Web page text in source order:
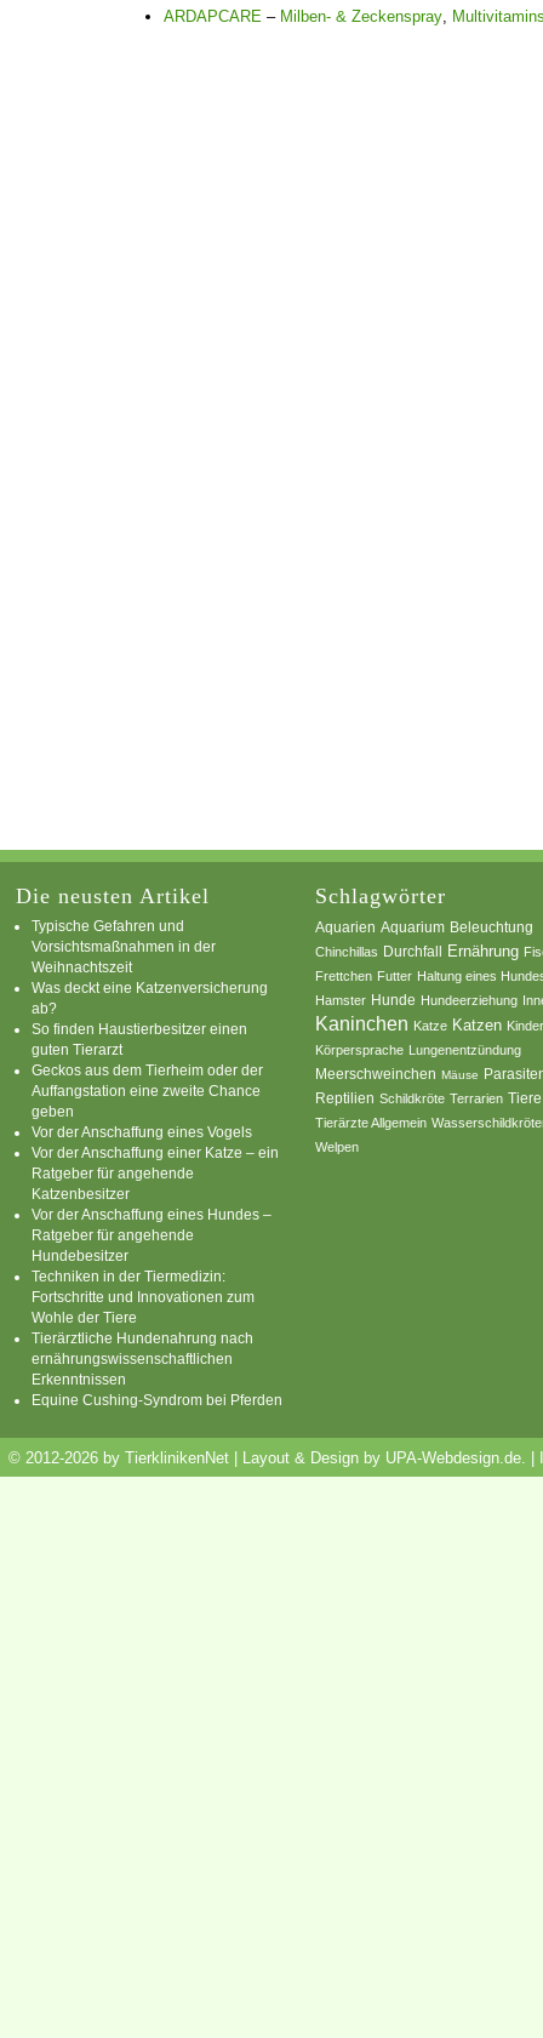
ARDAPCARE – Milben- & Zeckenspray
Die neusten Artikel
Typische Gefahren und
Vorsichtsmaßnahmen in der
Weihnachtszeit
Was deckt eine Katzenversicherung
ab?
So finden Haustierbesitzer einen
guten Tierarzt
Geckos aus dem Tierheim oder der
Auffangstation eine zweite Chance
geben
Vor der Anschaffung eines Vogels
Vor der Anschaffung einer Katze – ein
Ratgeber für angehende
Katzenbesitzer
Vor der Anschaffung eines Hundes –
Ratgeber für angehende
Hundebesitzer
Techniken in der Tiermedizin:
Fortschritte und Innovationen zum
Wohle der Tiere
Tierärztliche Hundenahrung nach
ernährungswissenschaftlichen
Erkenntnissen
Equine Cushing-Syndrom bei Pferden
Schlagwörter
Aquarien Aquarium Beleuchtung
Chinchillas Durchfall Ernährung
Frettchen Futter Haltung eines
Hamster Hunde Hundeerziehung
Kaninchen Katze Katzen
Körpersprache Lungenentzündung
Meerschweinchen Mäuse
Reptilien Schildkröte Terrarien Tiere
Tierärzte Allgemein
Welpen
© 2012-2026 by TierklinikenNet | Layout & Design by UPA-Webdesign.de.